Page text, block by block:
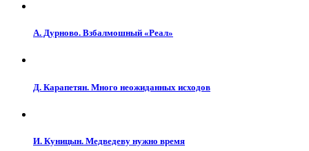
А. Дурново. Взбалмошный «Реал»
Д. Карапетян. Много неожиданных исходов
И. Куницын. Медведеву нужно время